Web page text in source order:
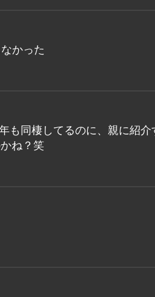
かった
も同棲してるのに、親に紹
ね？笑